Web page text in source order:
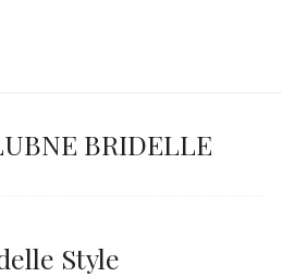
BRIDELLE
Style